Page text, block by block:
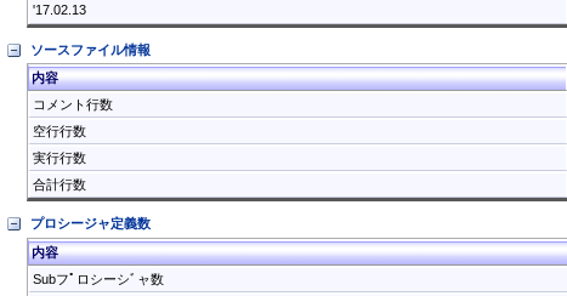
'17.02.13
ソースファイル情報
内容
コメント行数
空行行数
実行行数
合計行数
プロシージャ定義数
内容
Subフﾟロシーシﾞャ数